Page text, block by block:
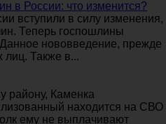
в России: что изменится?
вступили в силу изменения,
Теперь госпошлины
нововведение, прежде
лиц. Также в...
району, Каменка
находится на СВО
ему не выплачивают